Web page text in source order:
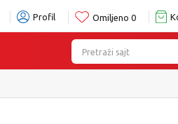
Profil Omiljeno 0
Pretraži sajt